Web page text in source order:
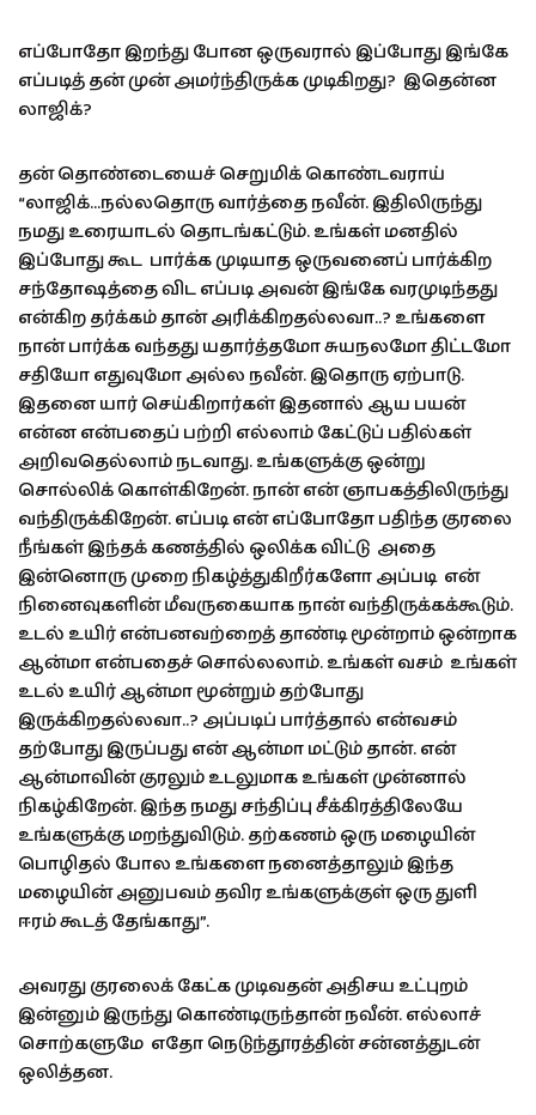
எப்போதோ இறந்து போன ஒருவரால் இப்போது இங்கே
எப்படித் தன் முன் அமர்ந்திருக்க முடிகிறது? இதென்ன
லாஜிக்?
தன் தொண்டையைச் செறுமிக் கொண்டவராய்
“லாஜிக்…நல்லதொரு வார்த்தை நவீன். இதிலிருந்து
நமது உரையாடல் தொடங்கட்டும். உங்கள் மனதில்
இப்போது கூட பார்க்க முடியாத ஒருவனைப் பார்க்கிற
சந்தோஷத்தை விட எப்படி அவன் இங்கே வரமுடிந்தது
என்கிற தர்க்கம் தான் அரிக்கிறதல்லவா..? உங்களை
நான் பார்க்க வந்தது யதார்த்தமோ சுயநலமோ திட்டமோ
சதியோ எதுவுமோ அல்ல நவீன். இதொரு ஏற்பாடு.
இதனை யார் செய்கிறார்கள் இதனால் ஆய பயன்
என்ன என்பதைப் பற்றி எல்லாம் கேட்டுப் பதில்கள்
அறிவதெல்லாம் நடவாது. உங்களுக்கு ஒன்று
சொல்லிக் கொள்கிறேன். நான் என் ஞாபகத்திலிருந்து
வந்திருக்கிறேன். எப்படி என் எப்போதோ பதிந்த குரலை
நீங்கள் இந்தக் கணத்தில் ஒலிக்க விட்டு அதை
இன்னொரு முறை நிகழ்த்துகிறீர்களோ அப்படி என்
நினைவுகளின் மீவருகையாக நான் வந்திருக்கக்கூடும்.
உடல் உயிர் என்பனவற்றைத் தாண்டி மூன்றாம் ஒன்றாக
ஆன்மா என்பதைச் சொல்லலாம். உங்கள் வசம் உங்கள்
உடல் உயிர் ஆன்மா மூன்றும் தற்போது
இருக்கிறதல்லவா..? அப்படிப் பார்த்தால் என்வசம்
தற்போது இருப்பது என் ஆன்மா மட்டும் தான். என்
ஆன்மாவின் குரலும் உடலுமாக உங்கள் முன்னால்
நிகழ்கிறேன். இந்த நமது சந்திப்பு சீக்கிரத்திலேயே
உங்களுக்கு மறந்துவிடும். தற்கணம் ஒரு மழையின்
பொழிதல் போல உங்களை நனைத்தாலும் இந்த
மழையின் அனுபவம் தவிர உங்களுக்குள் ஒரு துளி
ஈரம் கூடத் தேங்காது”.
அவரது குரலைக் கேட்க முடிவதன் அதிசய உட்புறம்
இன்னும் இருந்து கொண்டிருந்தான் நவீன். எல்லாச்
சொற்களுமே எதோ நெடுந்தூரத்தின் சன்னத்துடன்
ஒலித்தன.